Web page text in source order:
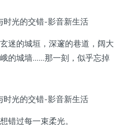
迷的城垣，深邃的巷道，阔大
的城墙……那一刻，似乎忘掉
错过每一束柔光。